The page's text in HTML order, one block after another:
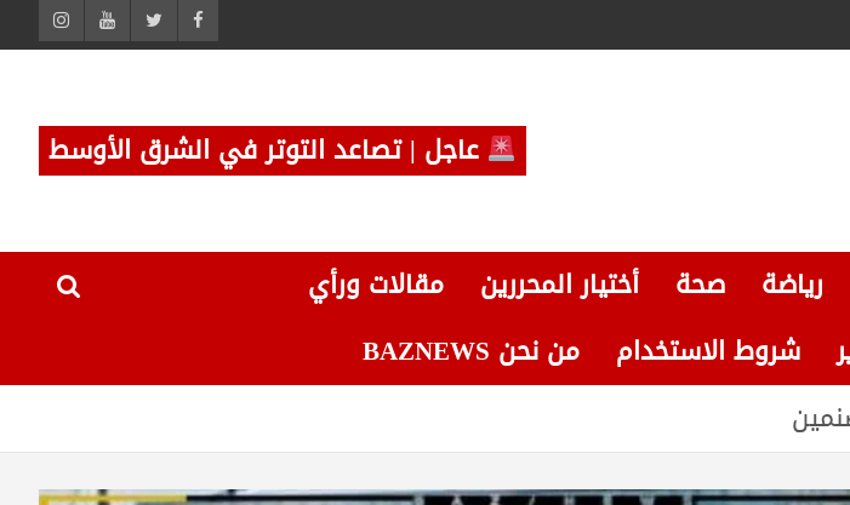
عاجل | تصاعد التوتر في الشرق الأوسط
رياضة صحة أختيار المحررين
مقالات ورأي
شروط الاستخدام
من نحن BAZNEWS